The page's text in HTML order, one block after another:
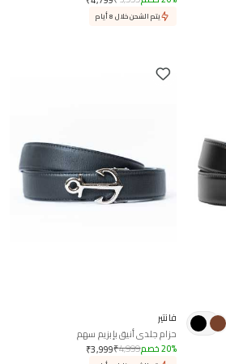
يتم الشحن خلال 8 أيام
فانتير
حزام جلدي أنيق بإبزيم سهم
₹3,999₹4,999 20% خصم